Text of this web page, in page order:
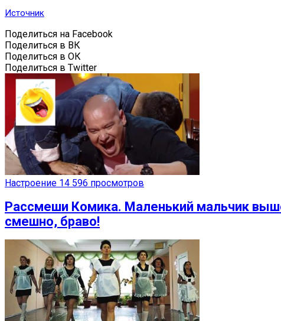
Источник
Поделиться на Facebook
Поделиться в ВК
Поделиться в ОК
Поделиться в Twitter
Настроение 14 596 просмотров
Рассмеши Комика. Маленький мальчик
смешно, браво!